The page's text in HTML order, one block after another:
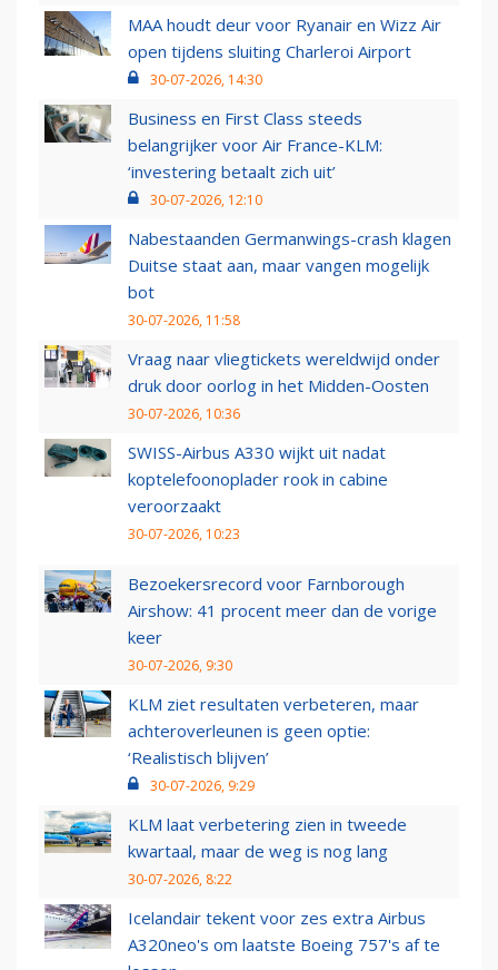
MAA houdt deur voor Ryanair en Wizz Air
open tijdens sluiting Charleroi Airport
30-07-2026, 14:30
Business en First Class steeds
belangrijker voor Air France-KLM:
‘investering betaalt zich uit’
30-07-2026, 12:10
Nabestaanden Germanwings-crash klagen
Duitse staat aan, maar vangen mogelijk
bot
30-07-2026, 11:58
Vraag naar vliegtickets wereldwijd onder
druk door oorlog in het Midden-Oosten
30-07-2026, 10:36
SWISS-Airbus A330 wijkt uit nadat
koptelefoonoplader rook in cabine
veroorzaakt
30-07-2026, 10:23
Bezoekersrecord voor Farnborough
Airshow: 41 procent meer dan de vorige
keer
30-07-2026, 9:30
KLM ziet resultaten verbeteren, maar
achteroverleunen is geen optie:
‘Realistisch blijven’
30-07-2026, 9:29
KLM laat verbetering zien in tweede
kwartaal, maar de weg is nog lang
30-07-2026, 8:22
Icelandair tekent voor zes extra Airbus
A320neo's om laatste Boeing 757's af te